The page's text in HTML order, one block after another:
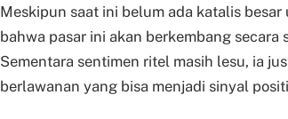
Meskipun saat ini belum ada katalis
bahwa pasar ini akan berkembang
Sementara sentimen ritel masih lesu, ia
berlawanan yang bisa menjadi sinyal